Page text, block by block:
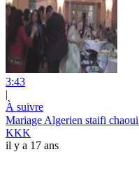
3:43
|
À suivre
KKK
il y a 17 ans